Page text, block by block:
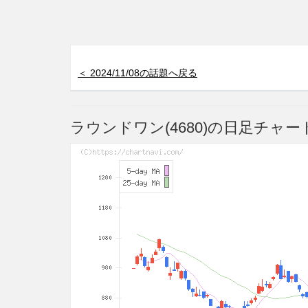
＜ 2024/11/08の話題へ戻る
ラウンドワン(4680)の日足チャー